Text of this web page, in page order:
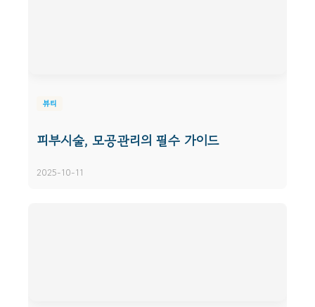
뷰티
피부시술, 모공관리의 필수 가이드
2025-10-11